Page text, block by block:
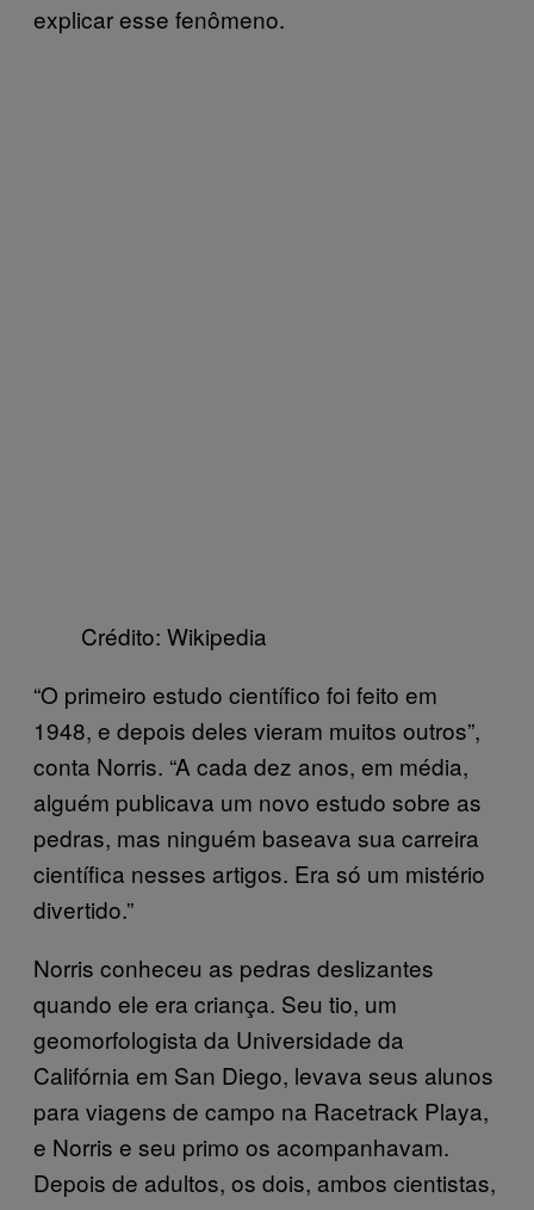
explicar esse fenômeno.
Crédito: Wikipedia
“O primeiro estudo científico foi feito em
1948, e depois deles vieram muitos outros”,
conta Norris. “A cada dez anos, em média,
alguém publicava um novo estudo sobre as
pedras, mas ninguém baseava sua carreira
científica nesses artigos. Era só um mistério
divertido.”
Norris conheceu as pedras deslizantes
quando ele era criança. Seu tio, um
geomorfologista da Universidade da
Califórnia em San Diego, levava seus alunos
para viagens de campo na Racetrack Playa,
e Norris e seu primo os acompanhavam.
Depois de adultos, os dois, ambos cientistas,